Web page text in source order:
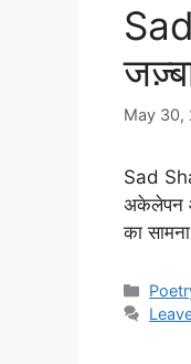
May 30,
Sad
अकेलेपन
का